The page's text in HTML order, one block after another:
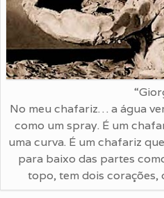
No meu chafariz… a água
como um spray. É um
uma curva. É um chafariz
para baixo das partes
topo, tem dois corações,